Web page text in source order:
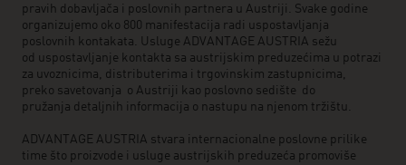
pravih dobavljača i poslovnih partnera u Austriji. Svake godine
organizujemo oko 800 manifestacija radi uspostavljanja
poslovnih kontakata. Usluge ADVANTAGE AUSTRIA sežu
od uspostavljanje kontakta sa austrijskim preduzećima u potrazi
za uvoznicima, distributerima i trgovinskim zastupnicima,
preko savetovanja o Austriji kao poslovno sedište do
pružanja detaljnih informacija o nastupu na njenom tržištu.
ADVANTAGE AUSTRIA stvara internacionalne poslovne prilike
time što proizvode i usluge austrijskih preduzeća promoviše